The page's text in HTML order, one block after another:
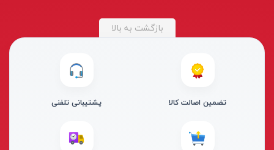
بازگشت به بالا
تضمین اصالت کالا پشتیبانی تلفنی